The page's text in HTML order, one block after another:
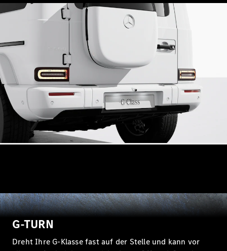
Konfigurator
Probefahrt
Mercedes-
Benz Store
SUV & Geländewagen
Alle SUVs
SUV
Elektrisch
Mercedes-
Maybach
EQS SUV
GLA
G-TURN
Dreht Ihre G-Klasse fast auf der Stelle und kann vor